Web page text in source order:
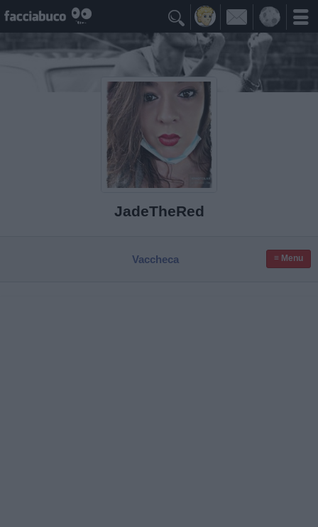

JadeTheRed
Vaccheca ≡ Menu